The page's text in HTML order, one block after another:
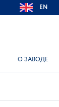
EN
О ЗАВОДЕ